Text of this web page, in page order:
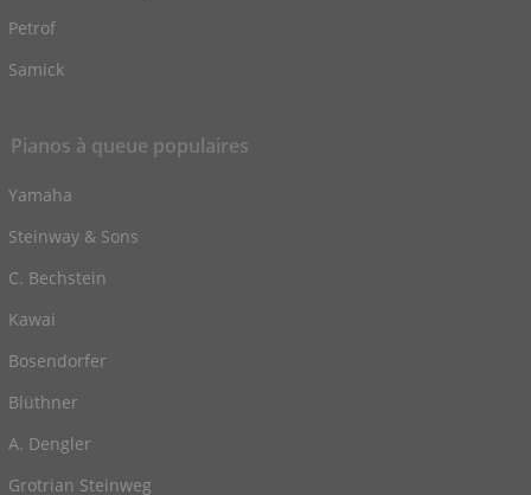
Petrof
Samick
Pianos à queue populaires
Yamaha
Steinway & Sons
C. Bechstein
Kawai
Bosendorfer
Blüthner
A. Dengler
Grotrian Steinweg